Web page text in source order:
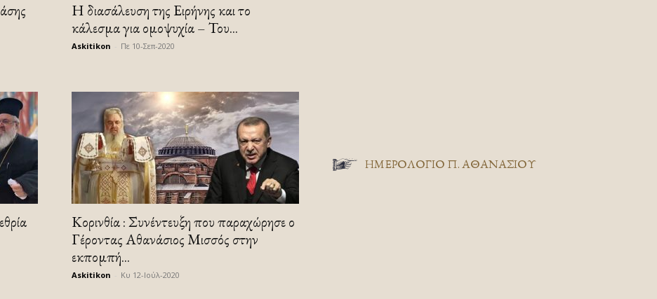
Η διασάλευση της Ειρήνης και το
κάλεσμα για ομοψυχία – Του...
Askitikon Πε 10-Σεπ-2020
Κορινθία : Συνέντευξη που παραχώρησε ο
Γέροντας Αθανάσιος Μισσός στην
εκπομπή...
Askitikon Κυ 12-Ιούλ-2020
ΗΜΕΡΟΛΟΓΙΟ Π. ΑΘΑΝΑΣΙΟΥ